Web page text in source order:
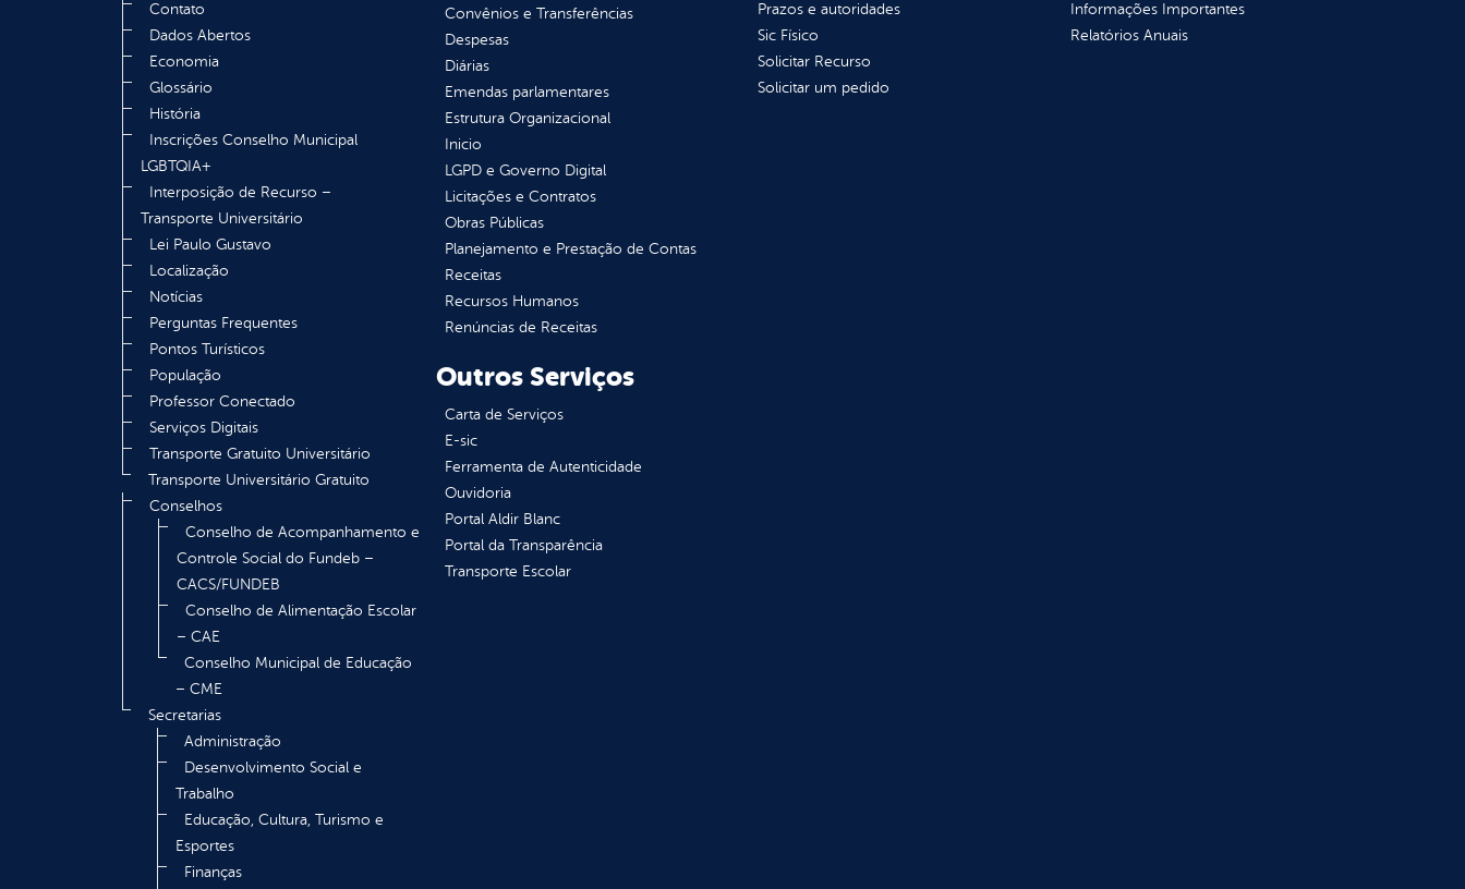
Contato
Dados Abertos
Economia
Glossário
História
Inscrições Conselho Municipal
LGBTQIA+
Interposição de Recurso –
Transporte Universitário
Lei Paulo Gustavo
Localização
Notícias
Perguntas Frequentes
Pontos Turísticos
População
Professor Conectado
Serviços Digitais
Transporte Gratuito Universitário
Transporte Universitário Gratuito
Conselhos
Conselho de Acompanhamento e
Controle Social do Fundeb –
CACS/FUNDEB
Conselho de Alimentação Escolar
– CAE
Conselho Municipal de Educação
– CME
Secretarias
Administração
Desenvolvimento Social e
Trabalho
Educação, Cultura, Turismo e
Esportes
Finanças
Convênios e Transferências
Despesas
Diárias
Emendas parlamentares
Estrutura Organizacional
Inicio
LGPD e Governo Digital
Licitações e Contratos
Obras Públicas
Planejamento e Prestação de Contas
Receitas
Recursos Humanos
Renúncias de Receitas
Prazos e autoridades
Sic Físico
Solicitar Recurso
Solicitar um pedido
Informações Importantes
Relatórios Anuais
Outros Serviços
Carta de Serviços
E-sic
Ferramenta de Autenticidade
Ouvidoria
Portal Aldir Blanc
Portal da Transparência
Transporte Escolar